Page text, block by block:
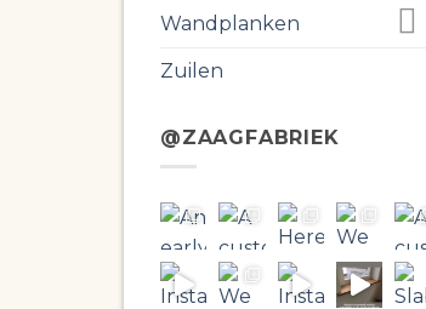
Wandplanken
Zuilen
@ZAAGFABRIEK